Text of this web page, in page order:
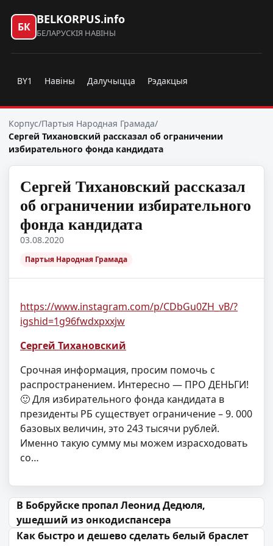
БК
BELKORPUS.info
БЕЛАРУСКІЯ НАВІНЫ
BY1 Навіны Далучыцца Рэдакцыя
Корпус/Партыя Народная Грамада/
Сергей Тихановский рассказал об ограничении
избирательного фонда кандидата
Сергей Тихановский рассказал
об ограничении избирательного
фонда кандидата
03.08.2020
Партыя Народная Грамада
https://www.instagram.com/p/CDbGu0ZH_vB/?
igshid=1g96fwdxpxxjw
Сергей Тихановский
Срочная информация, просим помочь с
распространением. Интересно — ПРО ДЕНЬГИ!
🙂 Для избирательного фонда кандидата в
президенты РБ существует ограничение – 9. 000
базовых величин, это 243 тысячи рублей.
Именно такую сумму мы можем израсходовать
со…
Навігацыя па запісах
В Бобруйске пропал Леонид Дедюля,
ушедший из онкодиспансера
Как быстро и дешево сделать белый браслет